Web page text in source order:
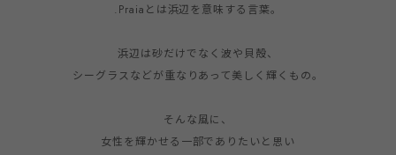
.Praiaとは浜辺を意味する言葉。
浜辺は砂だけでなく波や貝殻、
シーグラスなどが重なりあって美しく輝くもの。
そんな風に、
女性を輝かせる一部でありたいと思い